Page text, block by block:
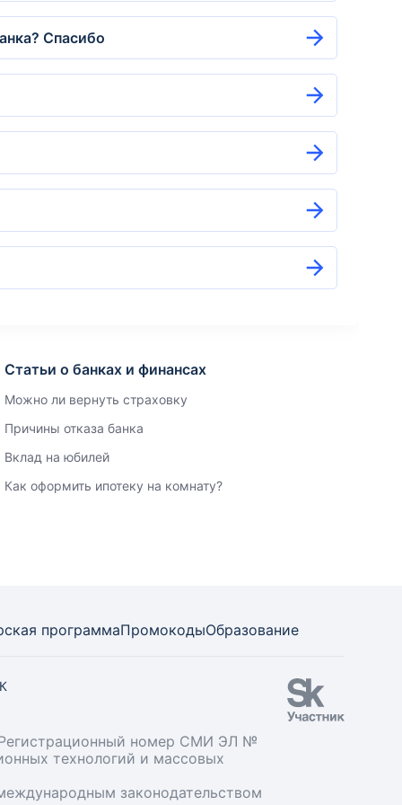
Спасибо
Статьи о банках и финансах
Можно ли вернуть страховку
Причины отказа банка
Вклад на юбилей
Как оформить ипотеку на комнату?
программаПромокодыОбразование
Регистрационный номер СМИ ЭЛ №
технологий и массовых
законодательством